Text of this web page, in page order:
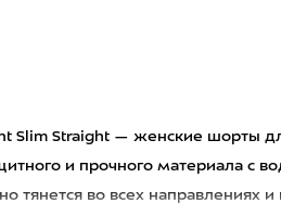
Slim Straight — женские шорты
и прочного материала с
тянется во всех направлениях